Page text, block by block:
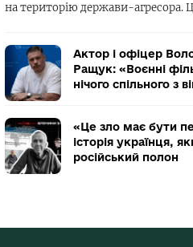
на територію держави-агресора.
Актор і офіцер
Ращук: «Воєнні
нічого спільного з
«Це зло має бути
історія українця,
російський полон